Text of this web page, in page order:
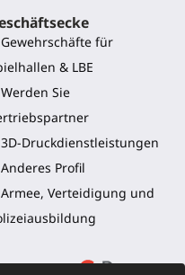
Gewehrschäfte für
& LBE
Werden Sie
3D-Druckdienstleistungen
Anderes Profil
Armee, Verteidigung und